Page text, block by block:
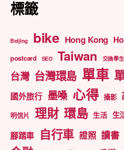
標籤
Beijing bike Hong Kong
postcard SEO Taiwan 交換學生
台灣 台灣環島 單車
國外旅行 墨嗓 心得 攝影
明信片 理財 環島 生活 生
腳踏車 自行車 證照 讀書